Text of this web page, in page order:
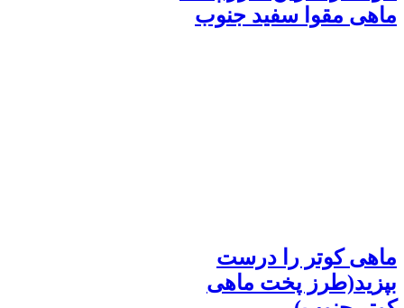
ماهی مقوا سفید جنوب
ماهی کوتر را درست
بپزید(طرز پخت ماهی